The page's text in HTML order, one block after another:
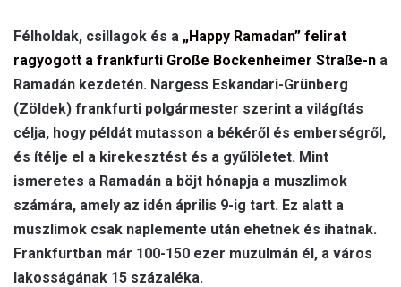
Félholdak, csillagok és a „Happy Ramadan” felirat
ragyogott a frankfurti Große Bockenheimer Straße-n a
Ramadán kezdetén. Nargess Eskandari-Grünberg
(Zöldek) frankfurti polgármester szerint a világítás
célja, hogy példát mutasson a békéről és emberségről,
és ítélje el a kirekesztést és a gyűlöletet. Mint
ismeretes a Ramadán a böjt hónapja a muszlimok
számára, amely az idén április 9-ig tart. Ez alatt a
muszlimok csak naplemente után ehetnek és ihatnak.
Frankfurtban már 100-150 ezer muzulmán él, a város
lakosságának 15 százaléka.